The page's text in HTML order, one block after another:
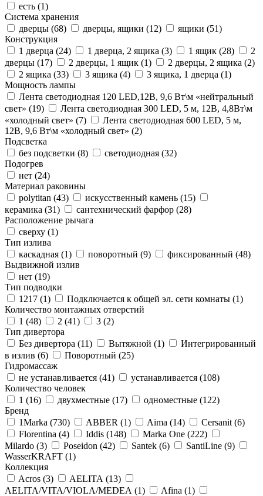
есть (1)
Система хранения
дверцы (68) дверцы, ящики (12) ящики (51)
Конструкция
1 дверца (24) 1 дверца, 2 ящика (3) 1 ящик (28)
2
дверцы (17) 2 дверцы, 1 ящик (1) 2 дверцы, 2 ящика (2)
2 ящика (33) 3 ящика (4) 3 ящика, 1 дверца (1)
Мощность лампы
Лента светодиодная 120 LED,12В, 9,6 Вт\м «нейтральный
свет» (19)
Лента светодиодная 300 LED, 5 м, 12В, 4,8Вт\м
«холодный свет» (7)
Лента светодиодная 600 LED, 5 м,
12В, 9,6 Вт\м «холодный свет» (2)
Подсветка
без подсветки (8) светодиодная (32)
Подогрев
нет (24)
Материал раковины
polytitan (43) искусственный камень (15)
керамика (31) сантехнический фарфор (28)
Расположение рычага
сверху (1)
Тип излива
каскадная (1) поворотный (9) фиксированный (48)
Выдвижной излив
нет (19)
Тип подводки
1217 (1) Подключается к общей эл. сети комнаты (1)
Количество монтажных отверстий
1 (48) 2 (41) 3 (2)
Тип дивертора
Без дивертора (11) Вытяжной (1)
Интегрированный
в излив (6) Поворотный (25)
Гидромассаж
не устанавливается (41) устанавливается (108)
Количество человек
1 (16) двухместные (17) одноместные (122)
Бренд
1Marka (730) ABBER (1) Aima (14) Cersanit (6)
Florentina (4) Iddis (148) Marka One (222)
Milardo (3) Poseidon (42) Santek (6) SantiLine (9)
WasserKRAFT (1)
Коллекция
Acros (3) AELITA (13)
AELITA/VITA/VIOLA/MEDEA (1) Afina (1)